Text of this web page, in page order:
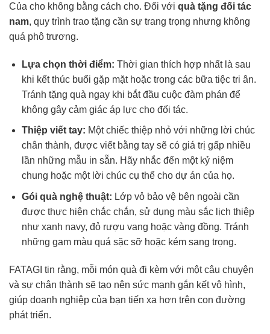
Của cho không bằng cách cho. Đối với quà tặng đối tác
nam, quy trình trao tặng cần sự trang trọng nhưng không
quá phô trương.
Lựa chọn thời điểm: Thời gian thích hợp nhất là sau
khi kết thúc buổi gặp mặt hoặc trong các bữa tiệc tri ân.
Tránh tặng quà ngay khi bắt đầu cuộc đàm phán để
không gây cảm giác áp lực cho đối tác.
Thiệp viết tay: Một chiếc thiệp nhỏ với những lời chúc
chân thành, được viết bằng tay sẽ có giá trị gấp nhiều
lần những mẫu in sẵn. Hãy nhắc đến một kỷ niệm
chung hoặc một lời chúc cụ thể cho dự án của họ.
Gói quà nghệ thuật: Lớp vỏ bảo vệ bên ngoài cần
được thực hiện chắc chắn, sử dụng màu sắc lịch thiệp
như xanh navy, đỏ rượu vang hoặc vàng đồng. Tránh
những gam màu quá sặc sỡ hoặc kém sang trọng.
FATAGI tin rằng, mỗi món quà đi kèm với một câu chuyện
và sự chân thành sẽ tạo nên sức mạnh gắn kết vô hình,
giúp doanh nghiệp của bạn tiến xa hơn trên con đường
phát triển.